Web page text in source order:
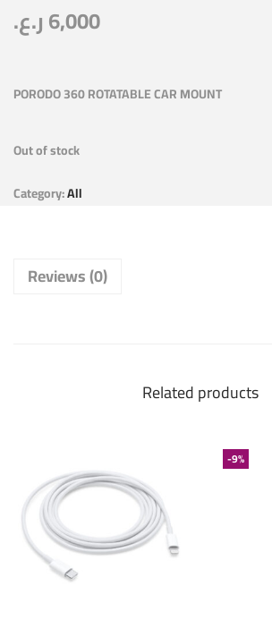
6,000ر.ع.
PORODO 360 ROTATABLE CAR MOUNT
Out of stock
Category:All
Reviews (0)
Related products
-9%